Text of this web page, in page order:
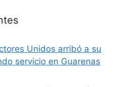
Unidos arribó a su
servicio en Guarenas